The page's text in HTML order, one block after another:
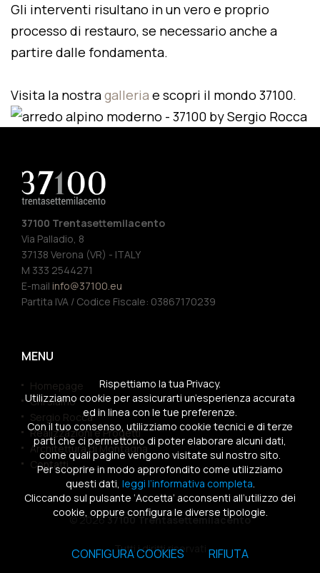
Gli interventi risultano in un vero e proprio
processo di restauro, se necessario anche a
partire dalle fondamenta.
Visita la nostragalleria e scopri il mondo 37100.
37100 Trentasettemilacento
Via Palladio, 8
37138 Verona (VR) - ITALY
M 333 2544271
E-mail info@37100.eu
Partita IVA / Codice Fiscale: 03867170239
MENU
Homepage
Chi siamo
Sergio Rocca
Realizzazioni e Progetti
Architettura di Montagna
Contatti
© 202637100 Trentasettemilacento
Tutti i diritti riservati
Rispettiamo la tua Privacy.
Utilizziamo cookie per assicurarti un’esperienza accurata
ed in linea con le tue preferenze.
Con il tuo consenso, utilizziamo cookie tecnici e di terze
parti che ci permettono di poter elaborare alcuni dati,
come quali pagine vengono visitate sul nostro sito.
Per scoprire in modo approfondito come utilizziamo
questi dati, leggi l’informativa completa.
Cliccando sul pulsante ‘Accetta’ acconsenti all’utilizzo dei
cookie, oppure configura le diverse tipologie.
CONFIGURA COOKIES RIFIUTA